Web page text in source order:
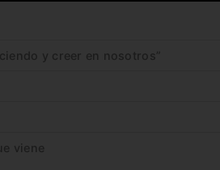
y creer en nosotros”
viene